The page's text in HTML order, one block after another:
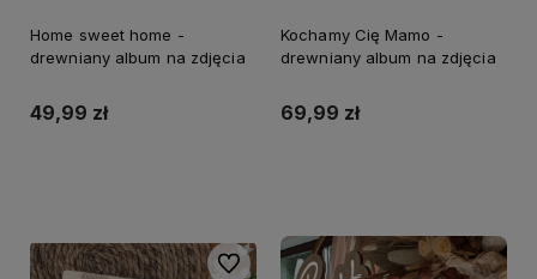
Home sweet home -
drewniany album na zdjęcia
49,99 zł
Kochamy Cię Mamo -
drewniany album na zdjęcia
69,99 zł
Do ulubionych